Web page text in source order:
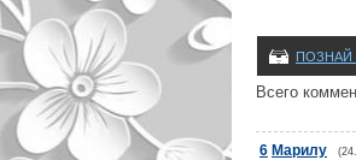
ПОЗНАЙ
Всего
6 Марилу